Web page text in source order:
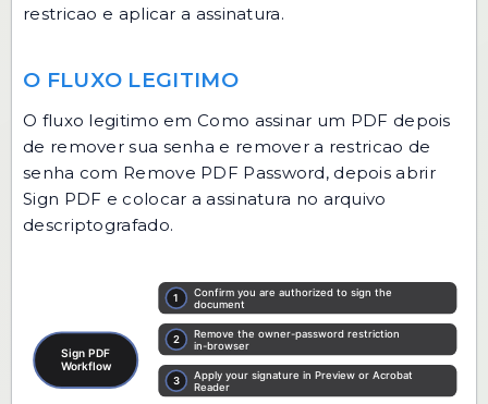
restricao e aplicar a assinatura.
O FLUXO LEGITIMO
O fluxo legitimo em Como assinar um PDF depois
de remover sua senha e remover a restricao de
senha com Remove PDF Password, depois abrir
Sign PDF e colocar a assinatura no arquivo
descriptografado.